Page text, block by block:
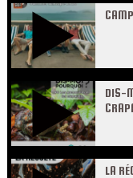
DIS-
LA